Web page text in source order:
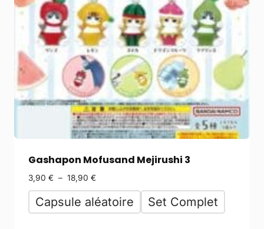
Gashapon Mofusand Mejirushi 3
3,90 € – 18,90 €
Capsule aléatoire Set Complet